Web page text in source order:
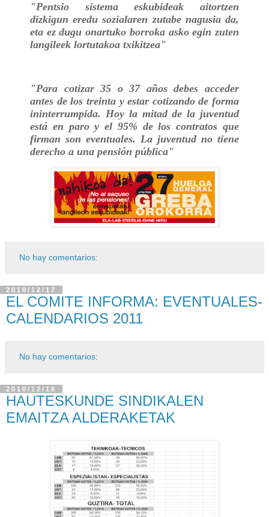
"Pentsio sistema eskubideak aitortzen
dizkigun eredu sozialaren zutabe nagusia da,
eta ez dugu onartuko borroka asko egin zuten
langileek lortutakoa txikitzea"
"Para cotizar 35 o 37 años debes acceder
antes de los treinta y estar cotizando de forma
ininterrumpida. Hoy la mitad de la juventud
está en paro y el 95% de los contratos que
firman son eventuales. La juventud no tiene
derecho a una pensión pública"
No hay comentarios:
2010/12/17
EL COMITE INFORMA: EVENTUALES-
CALENDARIOS 2011
No hay comentarios:
2010/12/16
HAUTESKUNDE SINDIKALEN
EMAITZA ALDERAKETAK